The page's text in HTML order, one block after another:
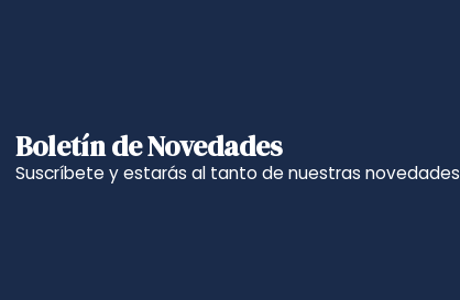
Boletín de Novedades
Suscríbete y estarás al tanto de nuestras novedades